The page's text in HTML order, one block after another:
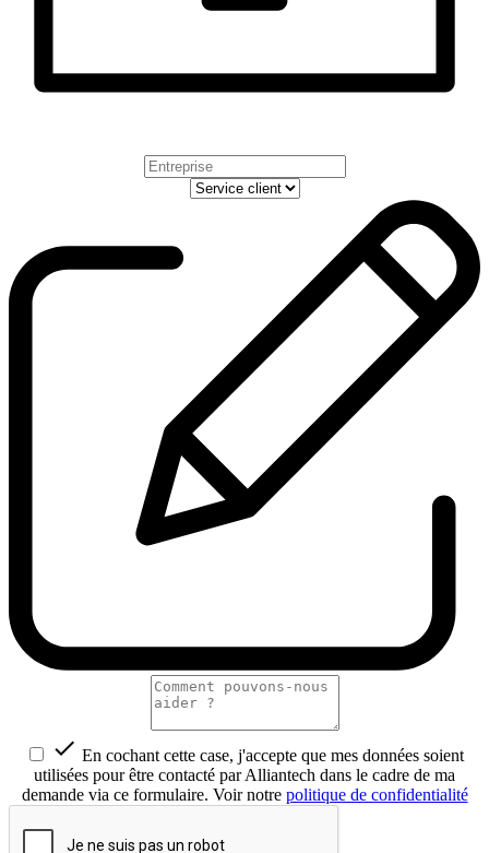
 En cochant cette case, j'accepte que mes données soient
utilisées pour être contacté par Alliantech dans le cadre de ma
demande via ce formulaire. Voir notre politique de confidentialité